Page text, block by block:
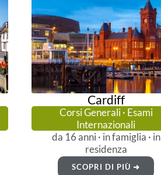
Cardiff
Corsi Generali · Esami
Internazionali
da 16 anni · in famiglia · in
residenza
SCOPRI DI PIÙ ➜